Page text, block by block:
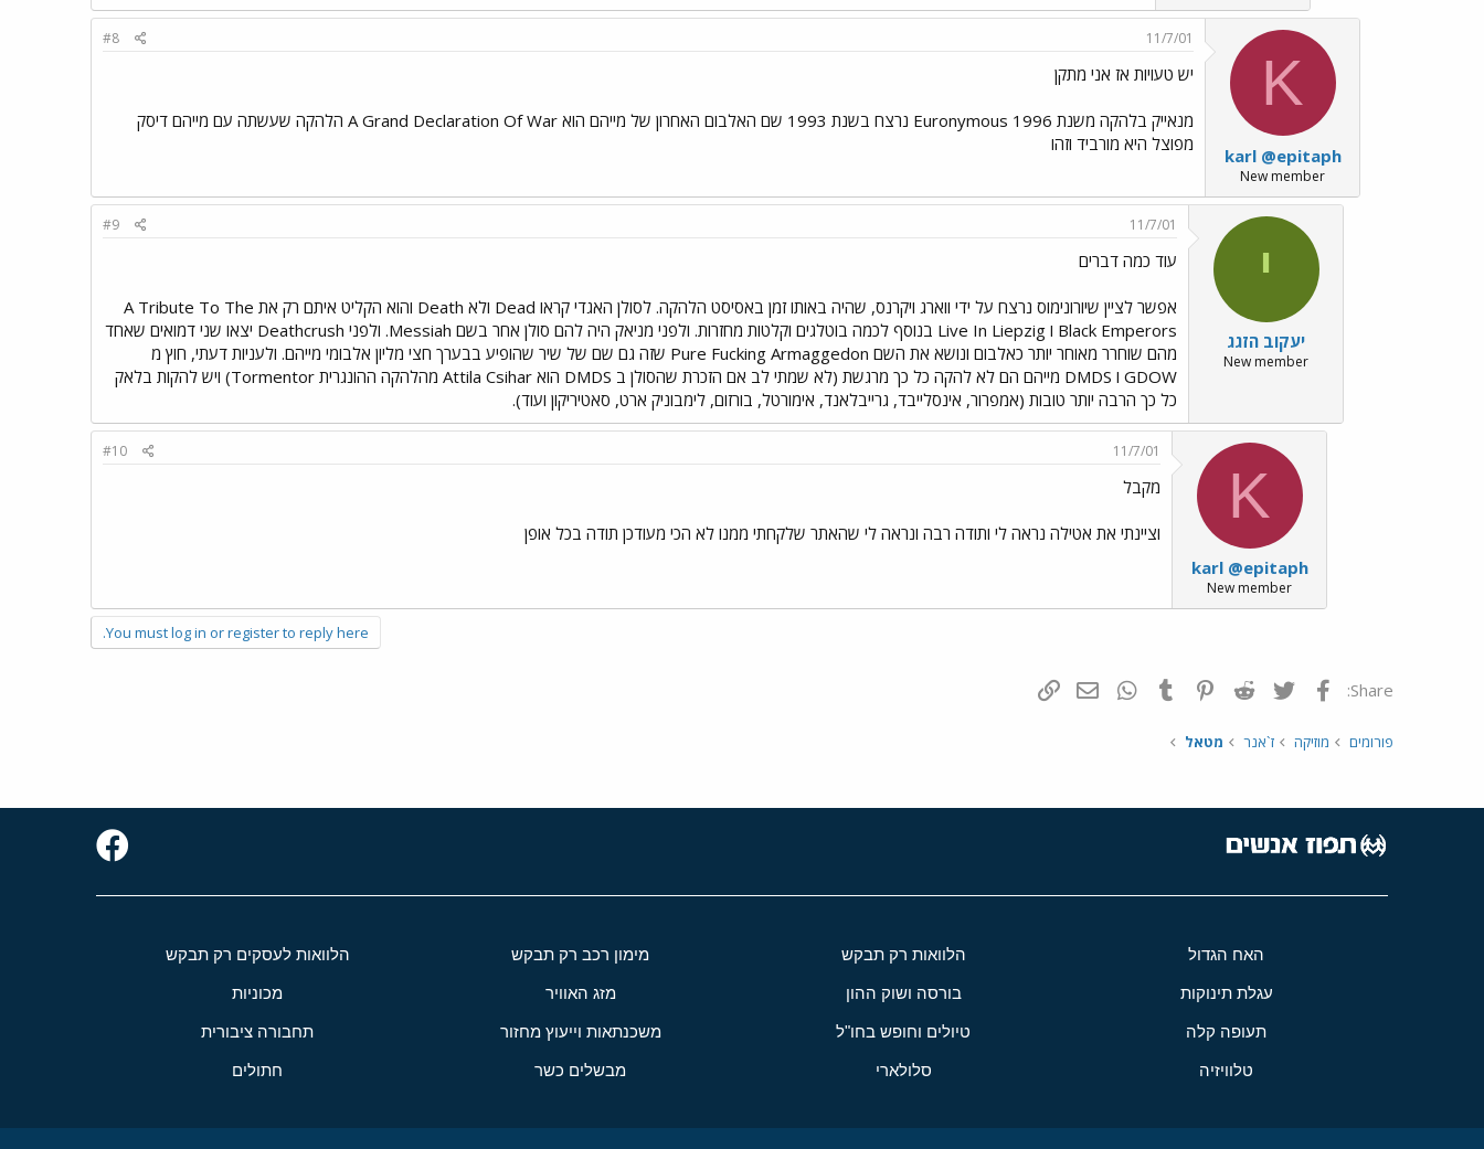
K
karl @epitaph
New member
11/7/01
#8
יש טעויות אז אני מתקן
מנאייק בלהקה משנת 1996 Euronymous נרצח בשנת 1993 שם האלבום האחרון של מייהם הוא A Grand Declaration Of War הלהקה שעשתה עם מייהם דיסק
מפוצל היא מורביד וזהו
י
יעקוב הזגג
New member
11/7/01
#9
עוד כמה דברים
אפשר לציין שיורונימוס נרצח על ידי ווארג ויקרנס, שהיה באותו זמן באסיסט הלהקה. לסולן האגדי קראו Dead ולא Death והוא הקליט איתם רק את A Tribute To The
Black Emperors ו Live In Liepzig בנוסף לכמה בוטלגים וקלטות מחזרות. ולפני מניאק היה להם סולן אחר בשם Messiah. ולפני Deathcrush יצאו שני דמואים שאחד
מהם שוחרר מאוחר יותר כאלבום ונושא את השם Pure Fucking Armaggedon שזה גם שם של שיר שהופיע בבערך חצי מליון אלבומי מייהם. ולעניות דעתי, חוץ מ
GDOW ו DMDS מייהם הם לא להקה כל כך מרגשת (לא שמתי לב אם הזכרת שהסולן ב DMDS הוא Attila Csihar מהלהקה ההונגרית Tormentor) ויש להקות בלאק
כל כך הרבה יותר טובות (אמפרור, אינסלייבד, גרייבלאנד, אימורטל, בורזום, לימבוניק ארט, סאטיריקון ועוד).
K
karl @epitaph
New member
11/7/01
#10
מקבל
וציינתי את אטילה נראה לי ותודה רבה ונראה לי שהאתר שלקחתי ממנו לא הכי מעודכן תודה בכל אופן
You must log in or register to reply here.
Share: פייסבוק Twitter
Reddit
Pinterest
Tumblr
WhatsAppדואר אלקטרוני
פורומים מוזיקה ז`אנר מטאל
האח הגדול הלוואות רק תבקש מימון רכב רק תבקש הלוואות לעסקים רק תבקש
עגלת תינוקות בורסה ושוק ההון מזג האוויר מכוניות
תעופה קלה טיולים וחופש בחו"ל משכנתאות וייעוץ מחזור תחבורה ציבורית
טלוויזיה סלולארי מבשלים כשר חתולים